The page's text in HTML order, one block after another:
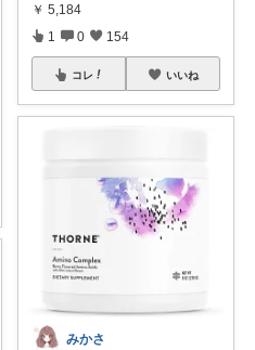
￥ 5,184
1 0 154
コレ いいね
みかさ